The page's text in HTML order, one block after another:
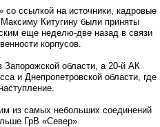
со ссылкой на источники, кадровые
Китугину были приняты
еще неделю-две назад в связи
корпусов.
области, а 20-й АК
и Днепропетровской области, где
из самых небольших соединений
ГрВ «Север».